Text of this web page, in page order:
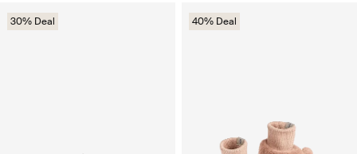
30% Deal 40% Deal